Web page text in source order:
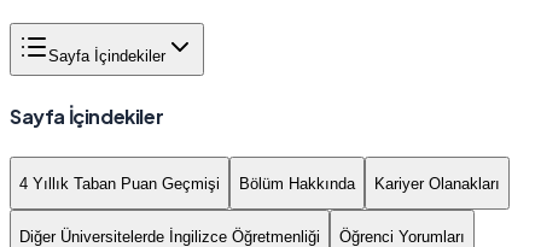
Sayfa İçindekiler
Sayfa İçindekiler
4 Yıllık Taban Puan Geçmişi Bölüm Hakkında Kariyer Olanakları
Diğer Üniversitelerde İngilizce Öğretmenliği Öğrenci Yorumları